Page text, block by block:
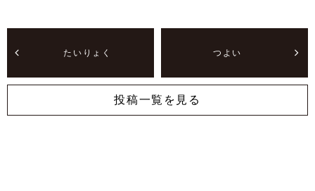
たいりょく つよい
投稿一覧を見る